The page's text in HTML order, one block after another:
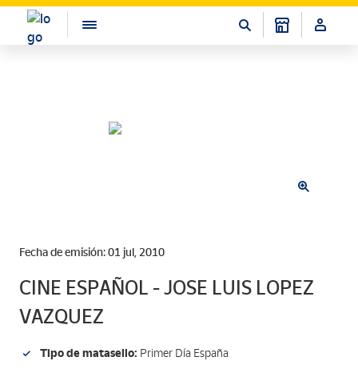
Fecha de emisión: 01 jul, 2010
CINE ESPAÑOL - JOSE LUIS LOPEZ
VAZQUEZ
Tipo de matasello: Primer Día España